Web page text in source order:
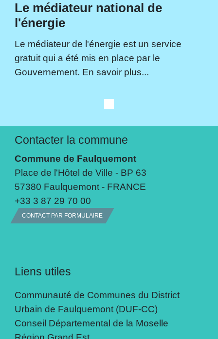
Le médiateur national de
l'énergie
Le médiateur de l'énergie est un service
gratuit qui a été mis en place par le
Gouvernement. En savoir plus...
Contacter la commune
Commune de Faulquemont
Place de l'Hôtel de Ville - BP 63
57380 Faulquemont - FRANCE
+33 3 87 29 70 00
CONTACT PAR FORMULAIRE
Liens utiles
Communauté de Communes du District
Urbain de Faulquemont (DUF-CC)
Conseil Départemental de la Moselle